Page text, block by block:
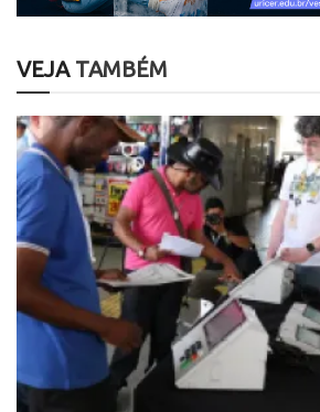
VEJATAMBÉM